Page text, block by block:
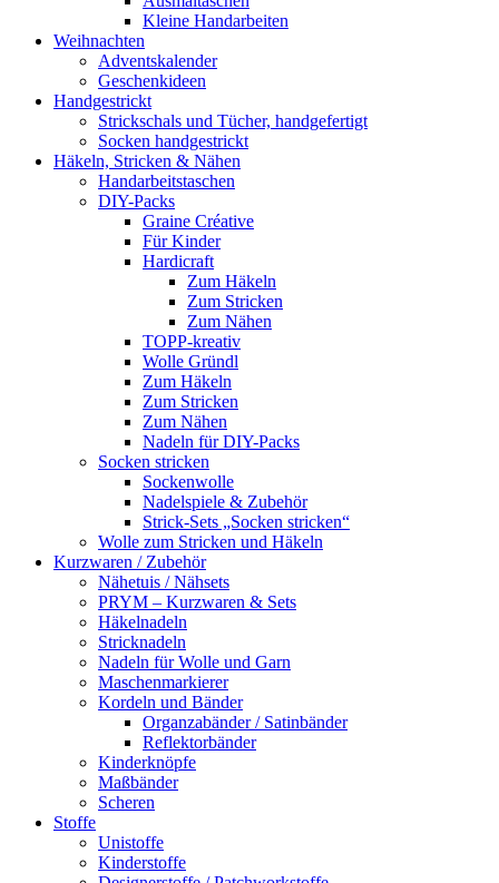
Kleine Handarbeiten
Weihnachten
Adventskalender
Geschenkideen
Handgestrickt
Strickschals und Tücher, handgefertigt
Socken handgestrickt
Häkeln, Stricken & Nähen
Handarbeitstaschen
DIY-Packs
Graine Créative
Für Kinder
Hardicraft
Zum Häkeln
Zum Stricken
Zum Nähen
TOPP-kreativ
Wolle Gründl
Zum Häkeln
Zum Stricken
Zum Nähen
Nadeln für DIY-Packs
Socken stricken
Sockenwolle
Nadelspiele & Zubehör
Strick-Sets „Socken stricken“
Wolle zum Stricken und Häkeln
Kurzwaren / Zubehör
Nähetuis / Nähsets
PRYM – Kurzwaren & Sets
Häkelnadeln
Stricknadeln
Nadeln für Wolle und Garn
Maschenmarkierer
Kordeln und Bänder
Organzabänder / Satinbänder
Reflektorbänder
Kinderknöpfe
Maßbänder
Scheren
Stoffe
Unistoffe
Kinderstoffe